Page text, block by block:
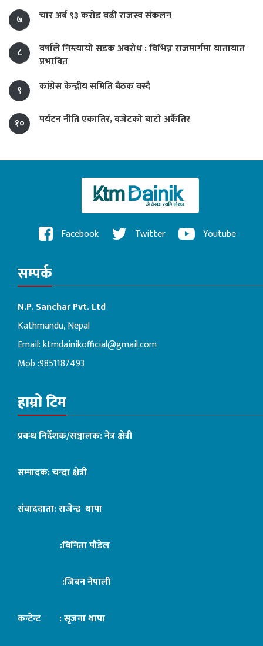
७
चार अर्ब ९३ करोड बढी राजस्व संकलन
८
वर्षाले निम्त्यायो सडक अवरोध : विभिन्न राजमार्गमा यातायात
प्रभावित
९
कांग्रेस केन्द्रीय समिति बैठक बस्दै
१० पर्यटन नीति एकातिर, बजेटको बाटो अर्कैतिर
Facebook Twitter Youtube
सम्पर्क
N.P. Sanchar Pvt. Ltd
Kathmandu, Nepal
Email:ktmdainikofficial@gmail.com
Mob :9851187493
हाम्रो टिम
प्रबन्ध निर्देशक/सञ्चालक: नेत्र क्षेत्री
सम्पादक: चन्दा क्षेत्री
संवाददाता: राजेन्द्र थापा
:बिनिता पौडेल
:जिबन नेपाली
कन्टेन्ट : सृजना थापा